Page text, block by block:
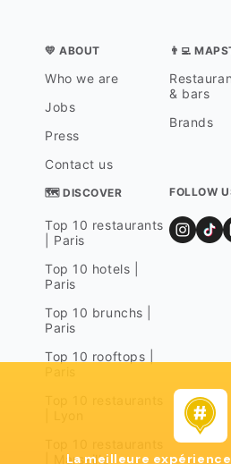
💛 ABOUT
Who we are
Jobs
Press
Contact us
👨‍💻
& bars
Brands
🗺 DISCOVER
Top 10 restaurants
| Paris
Top 10 hotels |
Paris
Top 10 brunchs |
Paris
Top 10 rooftops |
| Marseille
FOLLOW
La meilleure